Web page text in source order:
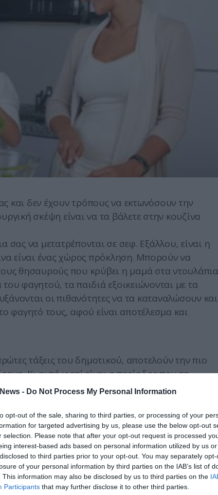
- Do Not Process My Personal Information
opt-out of the sale, sharing to third parties, or processing of your
for targeted advertising by us, please use the below opt-out
selection. Please note that after your opt-out request is processed
interest-based ads based on personal information utilized by us
to third parties prior to your opt-out. You may separately
of your personal information by third parties on the IAB’s list of
This information may also be disclosed by us to third parties on the
Participants that may further disclose it to other third parties.
και δεν έχουν τρόπους να εκτωνόσουν την
σκέψη είναι να τα βάλετε στην κουζίνα
σας να μετατρέπονται σε σεφ. Εξάλλου, είναι η
είναι ένας χώρος πρόκληση. Μπορούν να
θησαυρούς που κρύβει η μαμά στα ντουλάπια
φαγητού, τα παιδιά εξοικειώνονται με τα
οι πιθανότητες να τα καταναλώσουν και
φαγητό τους, αφού είναι αποτέλεσμα και
τάξεις του δημοτικού, αποτελούν την πιο
Κι αυτό γιατί είναι η περίοδος που τα
φαγητού θα γνωρίσουν τα άγνωστα τρόφιμα
τους.
φορέστε στα παιδιά σας μαγειρικές ποδιές έτσι
να μειώσετε τους λεκέδες στα ρούχα.
βοηθήστε τα παιδιά να αναγνωρίσουν αρχικά
σωστές ποσότητες.